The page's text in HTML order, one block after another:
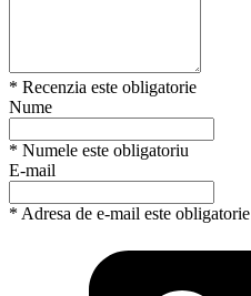
* Recenzia este obligatorie
Nume
* Numele este obligatoriu
E-mail
* Adresa de e-mail este obligatorie